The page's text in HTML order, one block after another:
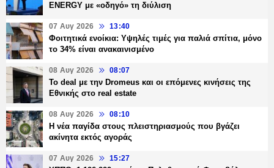
ENERGY με «οδηγό» τη διύλιση
07 Αυγ 2026 13:40
Φοιτητικά ενοίκια: Υψηλές τιμές για παλιά σπίτια, μόνο
το 34% είναι ανακαινισμένο
08 Αυγ 2026 08:07
Το deal με την Dromeus και οι επόμενες κινήσεις της
Εθνικής στο real estate
08 Αυγ 2026 08:10
Η νέα παγίδα στους πλειστηριασμούς που βγάζει
ακίνητα εκτός αγοράς
07 Αυγ 2026 15:27